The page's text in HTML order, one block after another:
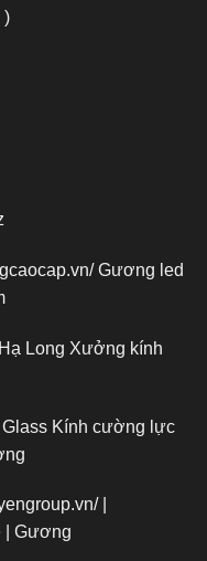
)
Gương led
Long Xưởng kính
Kính cường lực
|
| Gương